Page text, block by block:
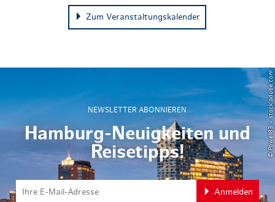
Zum Veranstaltungskalender
NEWSLETTER ABONNIEREN
Hamburg-Neuigkeiten und
Reisetipps!
Anmelden
© Powell83 – stock.adobe.com